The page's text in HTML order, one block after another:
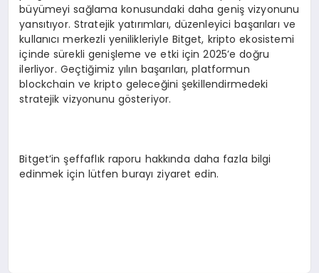
büyümeyi sağlama konusundaki daha geniş vizyonunu
yansıtıyor. Stratejik yatırımları, düzenleyici başarıları ve
kullanıcı merkezli yenilikleriyle Bitget, kripto ekosistemi
içinde sürekli genişleme ve etki için 2025’e doğru
ilerliyor. Geçtiğimiz yılın başarıları, platformun
blockchain ve kripto geleceğini şekillendirmedeki
stratejik vizyonunu gösteriyor.
Bitget’in şeffaflık raporu hakkında daha fazla bilgi
edinmek için lütfen burayı ziyaret edin.